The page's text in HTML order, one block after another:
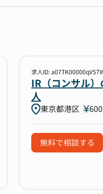
求人ID:
IR（コンサル
人
東京都港区
無料で相談する